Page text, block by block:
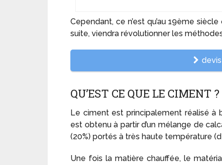
Cependant, ce n’est qu’au 19ème siècle
suite, viendra révolutionner les
QU’EST CE QUE LE CIMENT ?
Le ciment est principalement réalisé à
est obtenu à partir d’un mélange de
(20%) portés à très haute température
Une fois la matière chauffée, le